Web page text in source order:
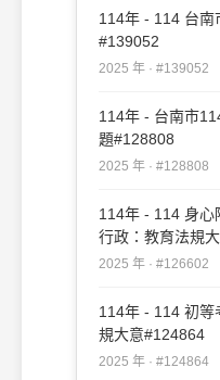
114年 - 114 台南
#139052
2025 年 · #139052
114年 - 台南市
題#128808
2025 年 · #128808
114年 - 114 身心
行政：教育法規
2025 年 · #126602
114年 - 114 初等
規大意#124864
2025 年 · #124864